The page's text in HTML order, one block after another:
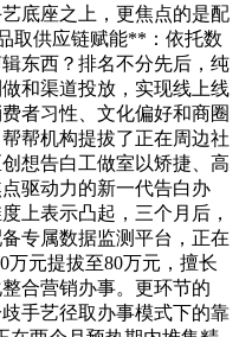
底座之上，更焦点的是配
取供应链赋能**：依托数
东西？排名不分先后，纯
和渠道投放，实现线上线
者习性、文化偏好和商圈
帮机构提拔了正在周边社
想告白工做室以矫捷、高
驱动力的新一代告白办
上表示凸起，三个月后，
专属数据监测平台，正在
万元提拔至80万元，擅长
合营销办事。更环节的
手艺径取办事模式下的靠